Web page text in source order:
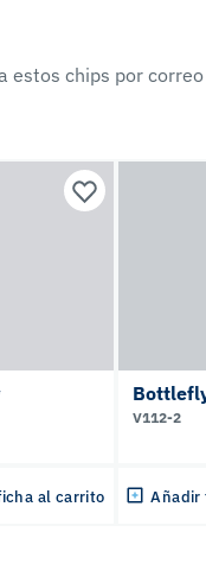
estos chips por correo
al carrito
V112-2
Añadir